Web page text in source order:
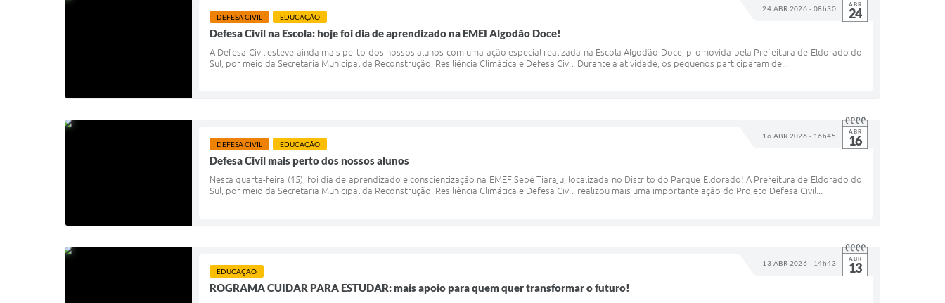
24 ABR 2026 - 08h30 ABR
24
DEFESA CIVIL EDUCAÇÃO
Defesa Civil na Escola: hoje foi dia de aprendizado na EMEI Algodão Doce!
A Defesa Civil esteve ainda mais perto dos nossos alunos com uma ação especial realizada na Escola Algodão Doce, promovida pela Prefeitura de Eldorado do
Sul, por meio da Secretaria Municipal da Reconstrução, Resiliência Climática e Defesa Civil. Durante a atividade, os pequenos participaram de...
16 ABR 2026 - 16h45 ABR
16
DEFESA CIVIL EDUCAÇÃO
Defesa Civil mais perto dos nossos alunos
Nesta quarta-feira (15), foi dia de aprendizado e conscientização na EMEF Sepé Tiaraju, localizada no Distrito do Parque Eldorado! A Prefeitura de Eldorado do
Sul, por meio da Secretaria Municipal da Reconstrução, Resiliência Climática e Defesa Civil, realizou mais uma importante ação do Projeto Defesa Civil...
13 ABR 2026 - 14h43 ABR
13
EDUCAÇÃO
ROGRAMA CUIDAR PARA ESTUDAR: mais apoio para quem quer transformar o futuro!